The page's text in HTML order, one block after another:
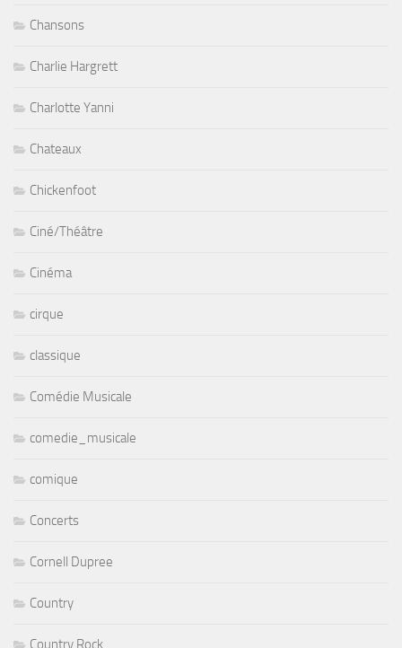
Chansons
Charlie Hargrett
Charlotte Yanni
Chateaux
Chickenfoot
Ciné/Théâtre
Cinéma
cirque
classique
Comédie Musicale
comedie_musicale
comique
Concerts
Cornell Dupree
Country
Country Rock